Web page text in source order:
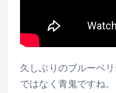
久しぶりのブルーベ
ではなく青鬼ですね。